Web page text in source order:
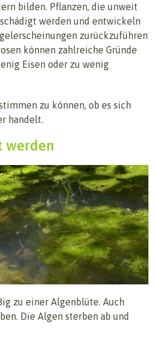
bilden. Pflanzen, die unweit
werden und entwickeln
zurückzuführen
können zahlreiche Gründe
Eisen oder zu wenig
zu können, ob es sich
handelt.
werden
zu einer Algenblüte. Auch
Die Algen sterben ab und